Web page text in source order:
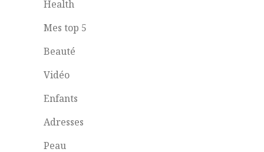
Health
Mes top 5
Beauté
Vidéo
Enfants
Adresses
Peau